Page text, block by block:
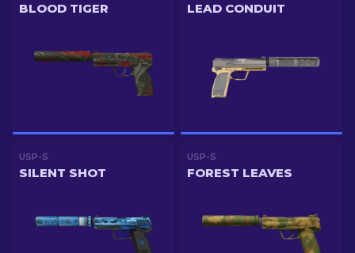
BLOOD TIGER LEAD CONDUIT
USP-S
SILENT SHOT
USP-S
FOREST LEAVES